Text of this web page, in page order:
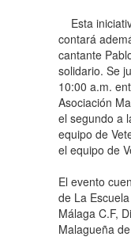
Esta
contará
cantante
solidario. Se
10:00 a.m.
Asociación
el segundo a
equipo de
el equipo de
El evento
de La
Málaga C.F,
Malagueña